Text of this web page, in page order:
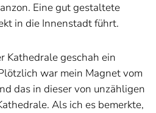
Eine gut gestaltete
in die Innenstadt führt.
Kathedrale geschah ein
war mein Magnet vom
das in dieser von unzähligen
Als ich es bemerkte,